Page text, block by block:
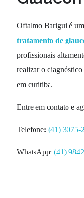
Oftalmo Barigui é
tratamento de
profissionais
realizar o diagnóstico
em curitiba.
Entre em contato e
Telefone: (41) 3075-
WhatsApp: (41)